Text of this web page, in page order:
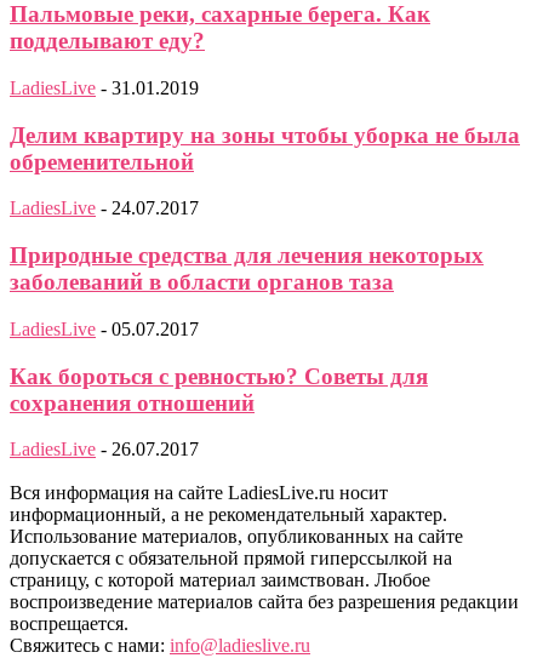
Пальмовые реки, сахарные берега. Как
подделывают еду?
LadiesLive - 31.01.2019
Делим квартиру на зоны чтобы уборка не была
обременительной
LadiesLive - 24.07.2017
Природные средства для лечения некоторых
заболеваний в области органов таза
LadiesLive - 05.07.2017
Как бороться с ревностью? Советы для
сохранения отношений
LadiesLive - 26.07.2017
Вся информация на сайте LadiesLive.ru носит
информационный, а не рекомендательный характер.
Использование материалов, опубликованных на сайте
допускается с обязательной прямой гиперссылкой на
страницу, с которой материал заимствован. Любое
воспроизведение материалов сайта без разрешения редакции
воспрещается.
Свяжитесь с нами: info@ladieslive.ru